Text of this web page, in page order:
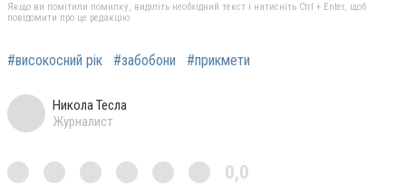
Якщо ви помітили помилку, виділіть необхідний текст і натисніть Ctrl + Enter, щоб
повідомити про це редакцію
#високосний рік #забобони #прикмети
Никола Тесла
Журналист
0,0